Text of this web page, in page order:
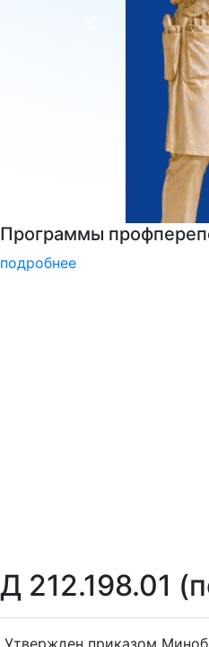
Войска беспилотных
подробнее
Д 212.198.01
Утвержден приказом